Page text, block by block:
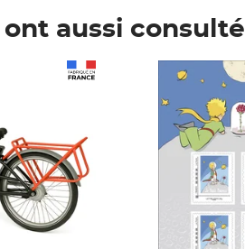
ont aussi consulté
Prix 7,50€